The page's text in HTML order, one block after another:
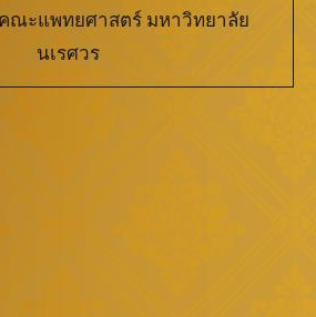
ณะแพทยศาสตร์ มหาวิทยาลัย
นเรศวร